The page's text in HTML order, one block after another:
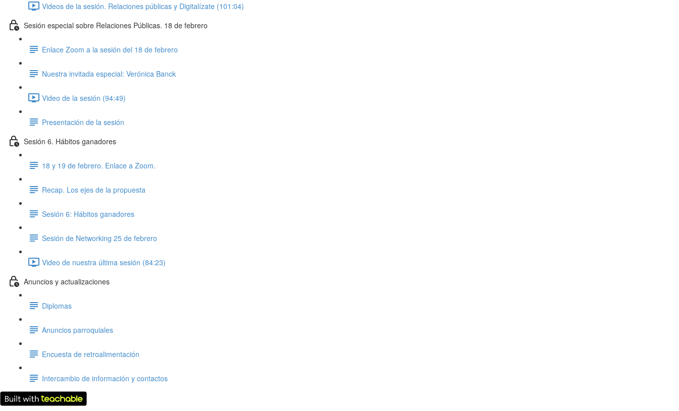
Videos de la sesión. Relaciones públicas y Digitalízate (101:04)
Sesión especial sobre Relaciones Públicas. 18 de febrero
Enlace Zoom a la sesión del 18 de febrero
Nuestra invitada especial: Verónica Banck
Video de la sesión (94:49)
Presentación de la sesión
Sesión 6. Hábitos ganadores
18 y 19 de febrero. Enlace a Zoom.
Recap. Los ejes de la propuesta
Sesión 6: Hábitos ganadores
Sesión de Networking 25 de febrero
Video de nuestra última sesión (84:23)
Anuncios y actualizaciones
Diplomas
Anuncios parroquiales
Encuesta de retroalimentación
Intercambio de información y contactos